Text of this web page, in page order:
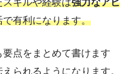
スキルや経験は強力なアピ
で有利になります。
点をまとめて書けます
られるようになります。